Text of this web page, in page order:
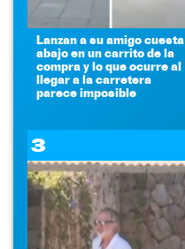
Lanzan a su amigo cuesta
abajo en un carrito de la
compra y lo que ocurre al
llegar a la carretera
parece imposible
3